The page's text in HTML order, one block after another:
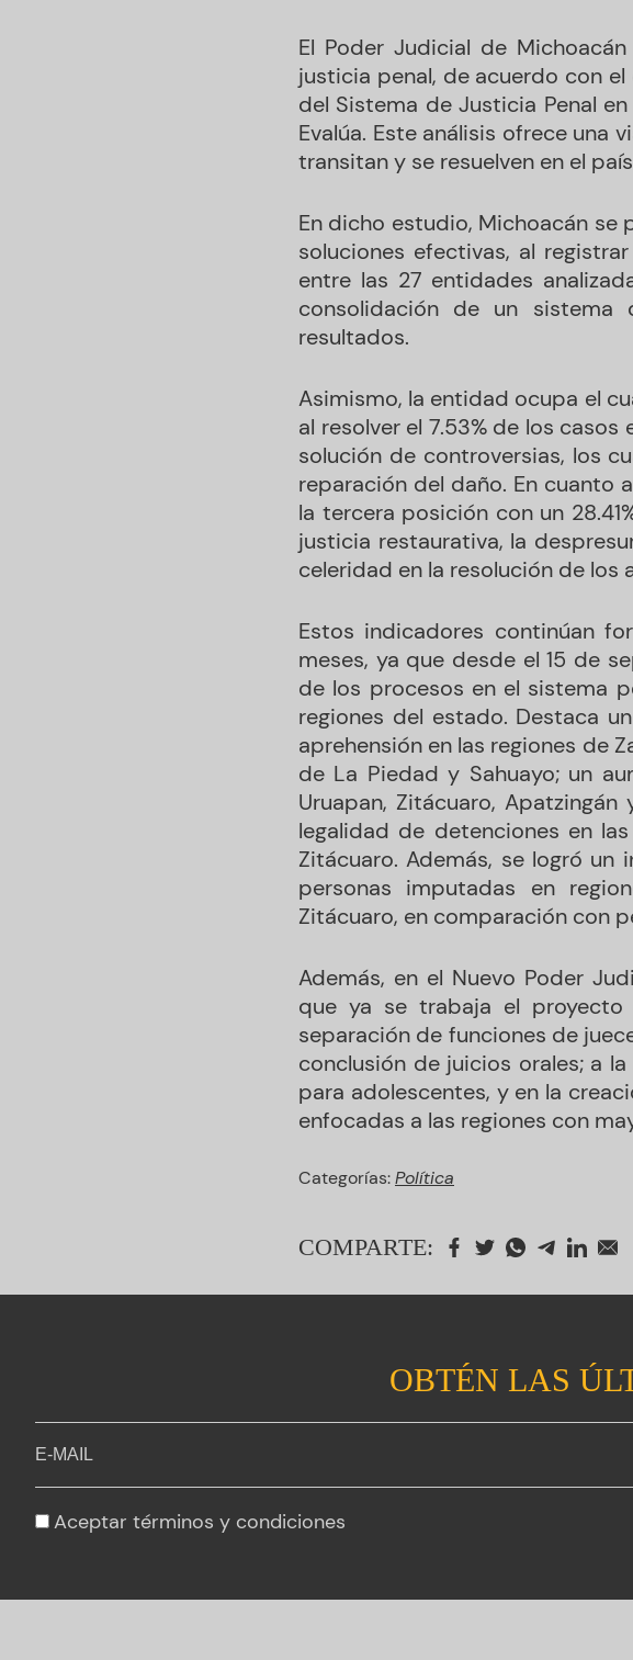
El Poder Judicial de
justicia penal, de acuerdo con
del Sistema de Justicia Penal
Evalúa. Este análisis ofrece una
transitan y se resuelven en el
En dicho estudio, Michoacán
soluciones efectivas, al
entre las 27 entidades
consolidación de un
resultados.
Asimismo, la entidad ocupa el
al resolver el 7.53% de los
solución de controversias, los
reparación del daño. En cuanto
la tercera posición con un
justicia restaurativa, la
celeridad en la resolución de los
Estos indicadores continúan
meses, ya que desde el 15 de
de los procesos en el sistema
regiones del estado. Destaca
aprehensión en las regiones de
de La Piedad y Sahuayo; un
Uruapan, Zitácuaro,
legalidad de detenciones en
Zitácuaro. Además, se logró un
personas imputadas en
Zitácuaro, en comparación con
Además, en el Nuevo Poder
que ya se trabaja el proyecto
separación de funciones de
conclusión de juicios orales; a
para adolescentes, y en la
enfocadas a las regiones con
Categorías:Política
COMPARTE:
OBTÉN LAS
Aceptar términos y condiciones